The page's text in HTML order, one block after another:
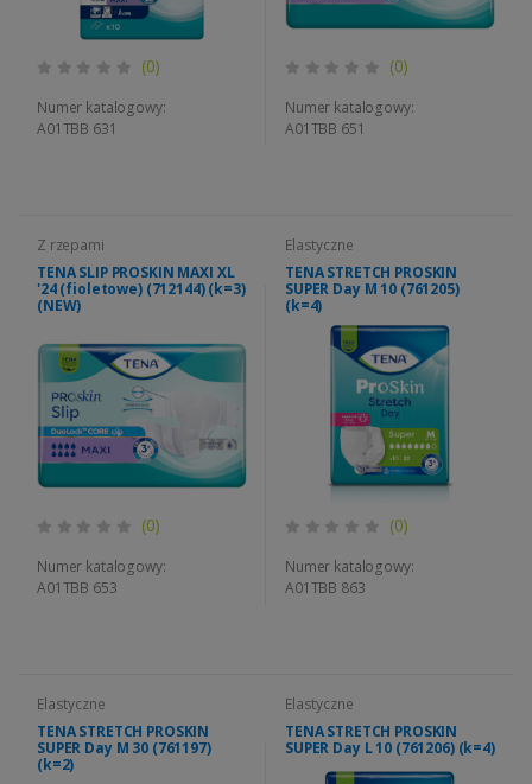
(0)
Numer katalogowy:
A01TBB 631
(0)
Numer katalogowy:
A01TBB 651
Z rzepami
TENA SLIP PROSKIN MAXI XL
'24 (fioletowe) (712144) (k=3)
(NEW)
(0)
Numer katalogowy:
A01TBB 653
Elastyczne
TENA STRETCH PROSKIN
SUPER Day M 10 (761205)
(k=4)
(0)
Numer katalogowy:
A01TBB 863
Elastyczne
TENA STRETCH PROSKIN
SUPER Day M 30 (761197)
(k=2)
Elastyczne
TENA STRETCH PROSKIN
SUPER Day L 10 (761206) (k=4)